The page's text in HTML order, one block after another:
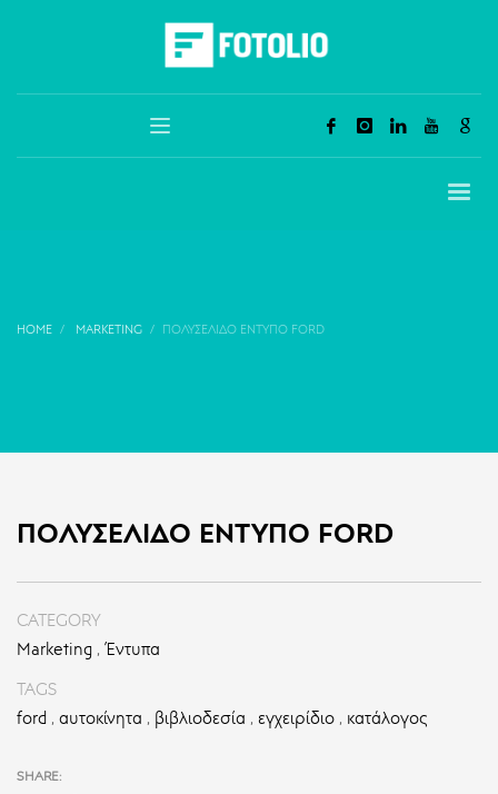
HOME MARKETING ΠΟΛΥΣΈΛΙΔΟ ΈΝΤΥΠΟ FORD
ΠΟΛΥΣΈΛΙΔΟ ΈΝΤΥΠΟ FORD
CATEGORY
Marketing , Έντυπα
TAGS
ford , αυτοκίνητα , βιβλιοδεσία , εγχειρίδιο , κατάλογος